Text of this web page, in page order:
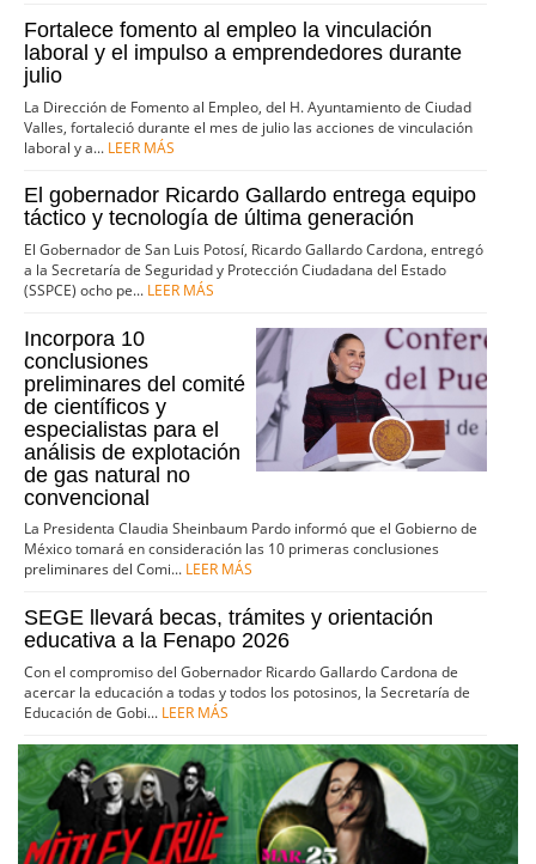
Fortalece fomento al empleo la vinculación
laboral y el impulso a emprendedores durante
julio
La Dirección de Fomento al Empleo, del H. Ayuntamiento de Ciudad
Valles, fortaleció durante el mes de julio las acciones de vinculación
laboral y a... LEER MÁS
El gobernador Ricardo Gallardo entrega equipo
táctico y tecnología de última generación
El Gobernador de San Luis Potosí, Ricardo Gallardo Cardona, entregó
a la Secretaría de Seguridad y Protección Ciudadana del Estado
(SSPCE) ocho pe... LEER MÁS
Incorpora 10
conclusiones
preliminares del comité
de científicos y
especialistas para el
análisis de explotación
de gas natural no
convencional
La Presidenta Claudia Sheinbaum Pardo informó que el Gobierno de
México tomará en consideración las 10 primeras conclusiones
preliminares del Comi... LEER MÁS
SEGE llevará becas, trámites y orientación
educativa a la Fenapo 2026
Con el compromiso del Gobernador Ricardo Gallardo Cardona de
acercar la educación a todas y todos los potosinos, la Secretaría de
Educación de Gobi... LEER MÁS